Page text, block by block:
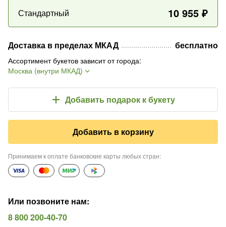
Стандартный 10 955 ₽
Доставка в пределах МКАД бесплатно
Ассортимент букетов зависит от города:
Москва (внутри МКАД)
Добавить подарок к букету
Добавить в корзину
Принимаем к оплате банковские карты любых стран:
Или позвоните нам:
8 800 200-40-70